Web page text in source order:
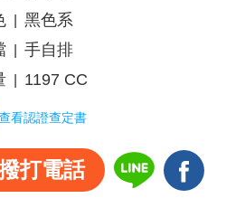
黑色系
手自排
1197 CC
看認證查定書
打電話